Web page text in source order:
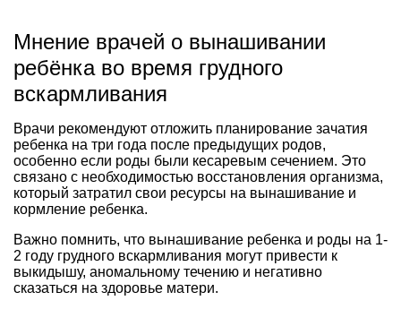
Мнение врачей о вынашивании
ребёнка во время грудного
вскармливания
Врачи рекомендуют отложить планирование зачатия
ребенка на три года после предыдущих родов,
особенно если роды были кесаревым сечением. Это
связано с необходимостью восстановления организма,
который затратил свои ресурсы на вынашивание и
кормление ребенка.
Важно помнить, что вынашивание ребенка и роды на 1-
2 году грудного вскармливания могут привести к
выкидышу, аномальному течению и негативно
сказаться на здоровье матери.